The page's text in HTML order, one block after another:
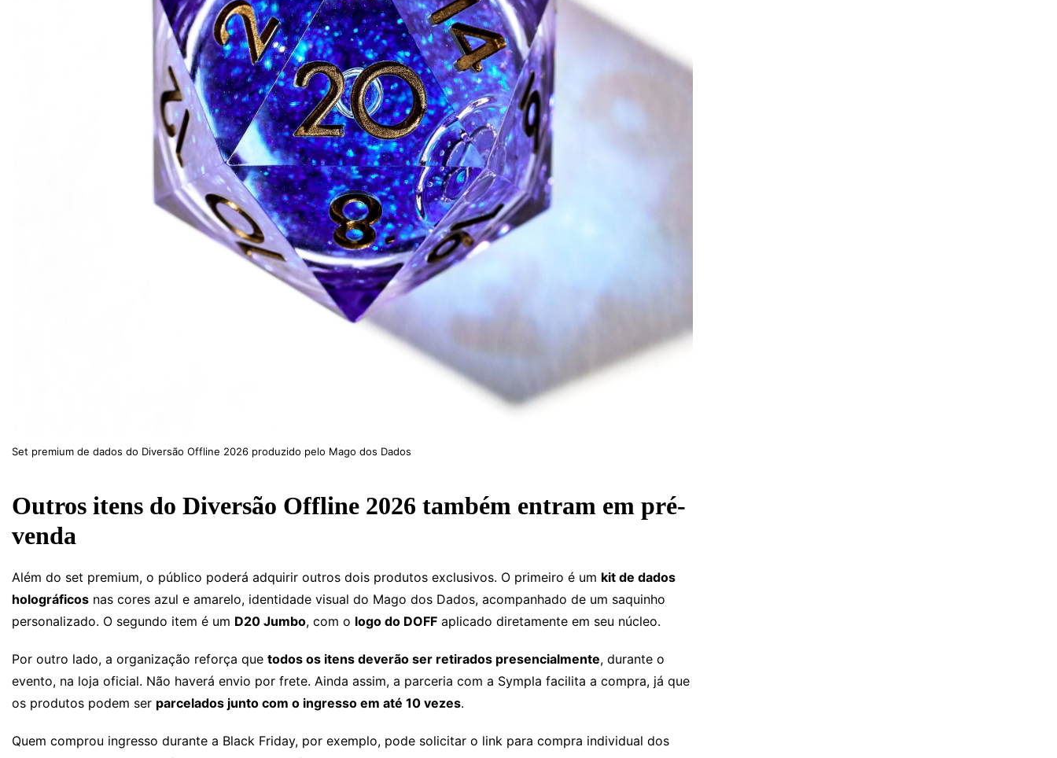
Set premium de dados do Diversão Offline 2026 produzido pelo Mago dos Dados
Outros itens do Diversão Offline 2026 também entram em pré-
venda
Além do set premium, o público poderá adquirir outros dois produtos exclusivos. O primeiro é um kit de dados
holográficos nas cores azul e amarelo, identidade visual do Mago dos Dados, acompanhado de um saquinho
personalizado. O segundo item é um D20 Jumbo, com o logo do DOFF aplicado diretamente em seu núcleo.
Por outro lado, a organização reforça que todos os itens deverão ser retirados presencialmente, durante o
evento, na loja oficial. Não haverá envio por frete. Ainda assim, a parceria com a Sympla facilita a compra, já que
os produtos podem ser parcelados junto com o ingresso em até 10 vezes.
Quem comprou ingresso durante a Black Friday, por exemplo, pode solicitar o link para compra individual dos